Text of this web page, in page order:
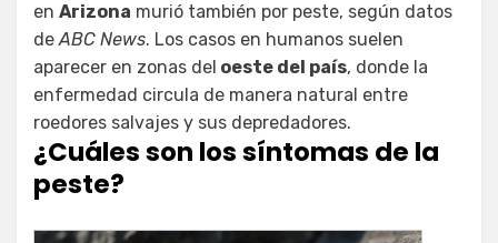
en Arizona murió también por peste, según datos
deABC News. Los casos en humanos suelen
aparecer en zonas del oeste del país, donde la
enfermedad circula de manera natural entre
roedores salvajes y sus depredadores.
¿Cuáles son los síntomas de la
peste?